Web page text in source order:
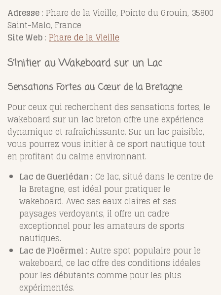
Adresse : Phare de la Vieille, Pointe du Grouin, 35800
Saint-Malo, France
Site Web : Phare de la Vieille
S’Initier au Wakeboard sur un Lac
Sensations Fortes au Cœur de la Bretagne
Pour ceux qui recherchent des sensations fortes, le
wakeboard sur un lac breton offre une expérience
dynamique et rafraîchissante. Sur un lac paisible,
vous pourrez vous initier à ce sport nautique tout
en profitant du calme environnant.
Lac de Guerlédan : Ce lac, situé dans le centre de
la Bretagne, est idéal pour pratiquer le
wakeboard. Avec ses eaux claires et ses
paysages verdoyants, il offre un cadre
exceptionnel pour les amateurs de sports
nautiques.
Lac de Ploërmel : Autre spot populaire pour le
wakeboard, ce lac offre des conditions idéales
pour les débutants comme pour les plus
expérimentés.